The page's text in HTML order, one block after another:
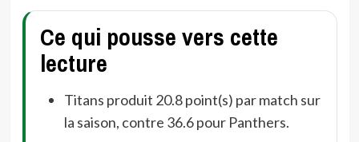
Ce qui pousse vers cette
lecture
Titans produit 20.8 point(s) par match sur
la saison, contre 36.6 pour Panthers.